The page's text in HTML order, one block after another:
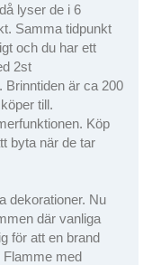
lyser de i 6
Samma tidpunkt
och du har ett
2st
Brinntiden är ca 200
till.
Köp
byta när de tar
dekorationer. Nu
där vanliga
för att en brand
Flamme med